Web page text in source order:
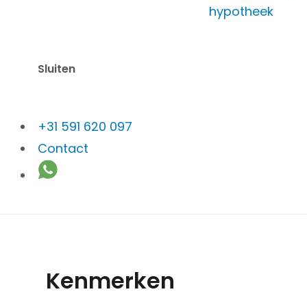
hypotheek
Sluiten
+31 591 620 097
Contact
Vraagprijs: € 225.000,- k.k.
Kenmerken